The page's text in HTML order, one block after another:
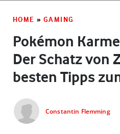
HOME » GAMING
Pokémon
Der Schatz von
besten Tipps
Constantin Flemming